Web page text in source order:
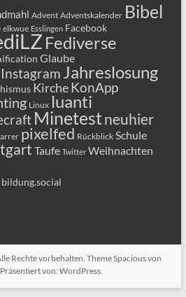
Advent Adventskalender Bibel
elkwue Esslingen Facebook
Fediverse
Glaube
Instagram Jahreslosung
KircheKonApp
Linux luanti
Minetestneuhier
pixelfed Rückblick Schule
Taufe Twitter Weihnachten
Rechte vorbehalten. ThemeSpaciousvon
von:WordPress